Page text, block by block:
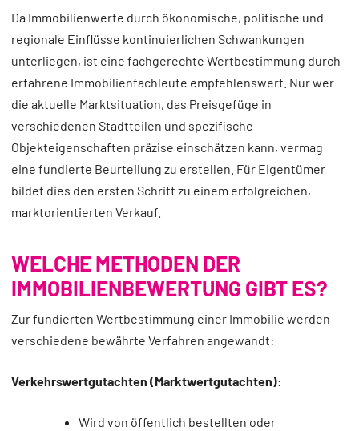
Da Immobilienwerte durch ökonomische, politische und
regionale Einflüsse kontinuierlichen Schwankungen
unterliegen, ist eine fachgerechte Wertbestimmung durch
erfahrene Immobilienfachleute empfehlenswert. Nur wer
die aktuelle Marktsituation, das Preisgefüge in
verschiedenen Stadtteilen und spezifische
Objekteigenschaften präzise einschätzen kann, vermag
eine fundierte Beurteilung zu erstellen. Für Eigentümer
bildet dies den ersten Schritt zu einem erfolgreichen,
marktorientierten Verkauf.
WELCHE METHODEN DER
IMMOBILIENBEWERTUNG GIBT ES?
Zur fundierten Wertbestimmung einer Immobilie werden
verschiedene bewährte Verfahren angewandt:
Verkehrswertgutachten (Marktwertgutachten):
Wird von öffentlich bestellten oder